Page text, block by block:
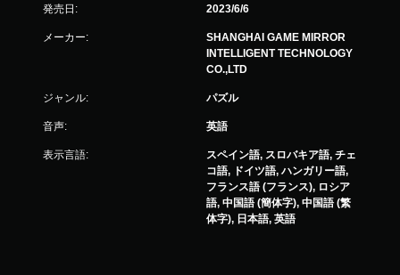
発売日: 2023/6/6
メーカー:
SHANGHAI GAME MIRROR
INTELLIGENT TECHNOLOGY
CO.,LTD
ジャンル: パズル
音声: 英語
表示言語:
スペイン語, スロバキア語, チェ
コ語, ドイツ語, ハンガリー語,
フランス語 (フランス), ロシア
語, 中国語 (簡体字), 中国語 (繁
体字), 日本語, 英語